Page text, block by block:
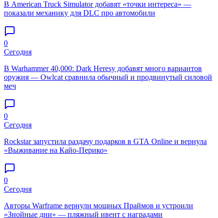
В American Truck Simulator добавят «точки интереса» —
показали механику для DLC про автомобили
0
Сегодня
В Warhammer 40,000: Dark Heresy добавят много вариантов
оружия — Owlcat сравнила обычный и продвинутый силовой
меч
0
Сегодня
Rockstar запустила раздачу подарков в GTA Online и вернула
«Выживание на Кайо-Перико»
0
Сегодня
Авторы Warframe вернули мощных Праймов и устроили
«Знойные дни» — пляжный ивент с наградами